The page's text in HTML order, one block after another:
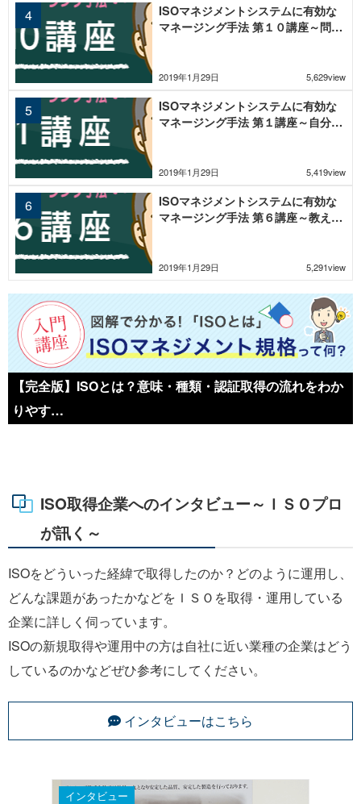
2019年1月29日 5,629view
ISOマネジメントシステムに有効な
マネージング手法 第１０講座～問題
2019年1月29日 5,419view
ISOマネジメントシステムに有効な
マネージング手法 第１講座～自分を
2019年1月29日 5,291view
ISOマネジメントシステムに有効な
マネージング手法 第６講座～教える
【完全版】ISOとは？意味・種類・認証取得の流れをわか
りやす…
ISO取得企業へのインタビュー～ＩＳＯプロ
が訊く～
ISOをどういった経緯で取得したのか？どのように運用し、
どんな課題があったかなどをＩＳＯを取得・運用している
企業に詳しく伺っています。
ISOの新規取得や運用中の方は自社に近い業種の企業はどう
しているのかなどぜひ参考にしてください。
インタビューはこちら
インタビュー